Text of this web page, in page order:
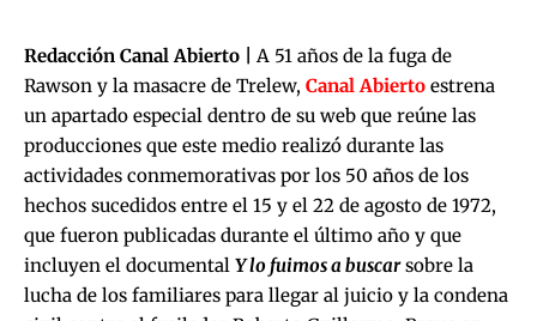
Redacción Canal Abierto | A 51 años de la fuga de
Rawson y la masacre de Trelew, Canal Abierto estrena
un apartado especial dentro de su web que reúne las
producciones que este medio realizó durante las
actividades conmemorativas por los 50 años de los
hechos sucedidos entre el 15 y el 22 de agosto de 1972,
que fueron publicadas durante el último año y que
incluyen el documental Y lo fuimos a buscarsobre la
lucha de los familiares para llegar al juicio y la condena